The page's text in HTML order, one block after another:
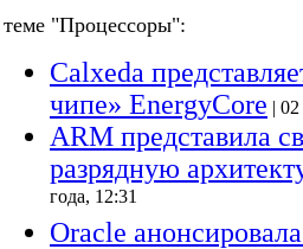
"Процессоры":
Calxeda
чипе» EnergyCore |
ARM представила
разрядную
года, 12:31
Oracle